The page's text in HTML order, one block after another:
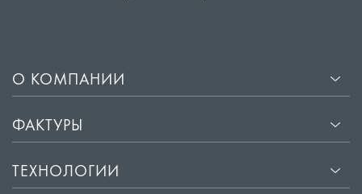
О КОМПАНИИ
ФАКТУРЫ
ТЕХНОЛОГИИ